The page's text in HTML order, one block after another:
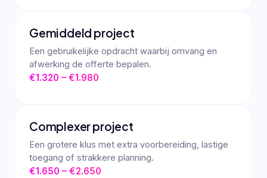
Gemiddeld project
Een gebruikelijke opdracht waarbij omvang en
afwerking de offerte bepalen.
€1.320 – €1.980
Complexer project
Een grotere klus met extra voorbereiding, lastige
toegang of strakkere planning.
€1.650 – €2.650